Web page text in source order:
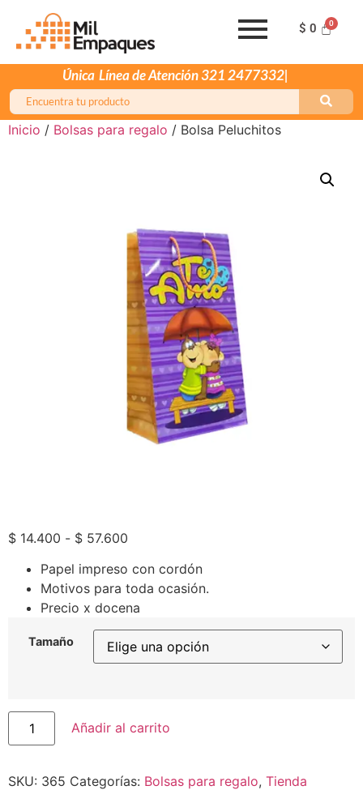
$ 0
Única
Inicio / Bolsas para regalo / Bolsa Peluchitos
$ 14.400 - $ 57.600
Papel impreso con cordón
Motivos para toda ocasión.
Precio x docena
Tamaño
Añadir al carrito
SKU: 365 Categorías: Bolsas para regalo, Tienda